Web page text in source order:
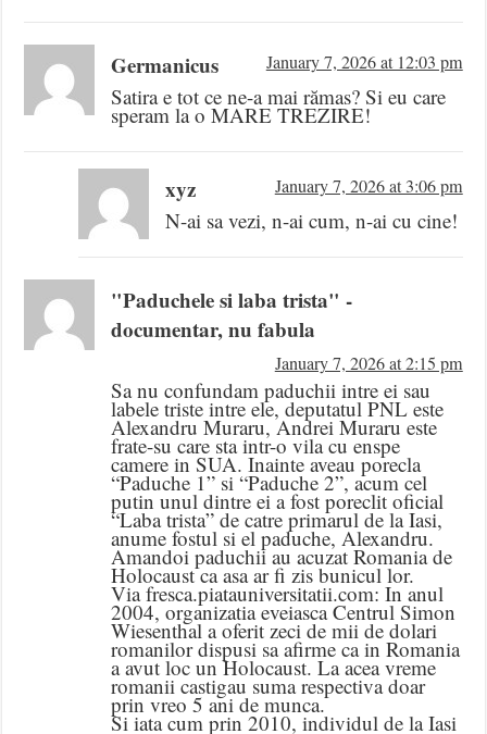
Germanicus January 7, 2026 at 12:03 pm
Satira e tot ce ne-a mai rămas? Si eu care
speram la o MARE TREZIRE!
xyz January 7, 2026 at 3:06 pm
N-ai sa vezi, n-ai cum, n-ai cu cine!
"Paduchele si laba trista" -
documentar, nu fabula
January 7, 2026 at 2:15 pm
Sa nu confundam paduchii intre ei sau
labele triste intre ele, deputatul PNL este
Alexandru Muraru, Andrei Muraru este
frate-su care sta intr-o vila cu enspe
camere in SUA. Inainte aveau porecla
“Paduche 1” si “Paduche 2”, acum cel
putin unul dintre ei a fost poreclit oficial
“Laba trista” de catre primarul de la Iasi,
anume fostul si el paduche, Alexandru.
Amandoi paduchii au acuzat Romania de
Holocaust ca asa ar fi zis bunicul lor.
Via fresca.piatauniversitatii.com: In anul
2004, organizatia eveiasca Centrul Simon
Wiesenthal a oferit zeci de mii de dolari
romanilor dispusi sa afirme ca in Romania
a avut loc un Holocaust. La acea vreme
romanii castigau suma respectiva doar
prin vreo 5 ani de munca.
Si iata cum prin 2010, individul de la Iasi